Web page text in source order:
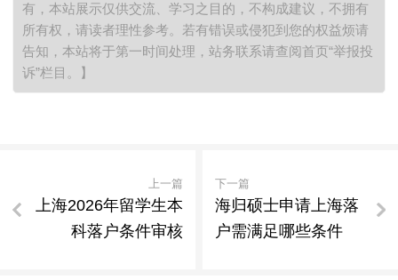
有，本站展示仅供交流、学习之目的，不构成建议，不拥有
所有权，请读者理性参考。若有错误或侵犯到您的权益烦请
告知，本站将于第一时间处理，站务联系请查阅首页“举报投
诉”栏目。】
上一篇
上海2026年留学生本
科落户条件审核
下一篇
海归硕士申请上海落
户需满足哪些条件